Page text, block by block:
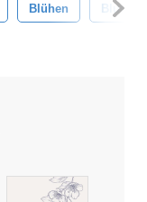
Blühen